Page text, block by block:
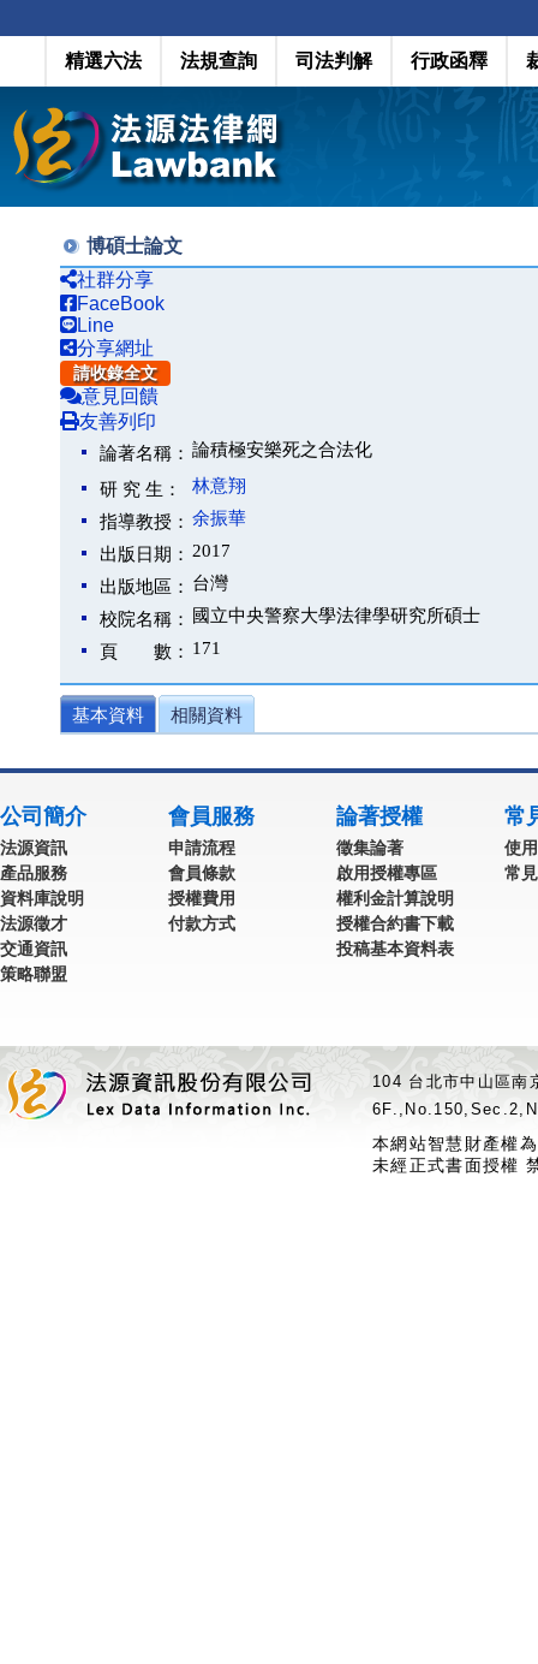
精選六法 法規查詢 司法判解 行政函釋
博碩士論文
社群分享
FaceBook
Line
分享網址
請收錄全文
意見回饋
友善列印
論著名稱： 論積極安樂死之合法化
研 究 生：
林意翔
指導教授： 余振華
出版日期： 2017
出版地區： 台灣
校院名稱：
國立中央警察大學法律學研究所碩士
頁 數： 171
基本資料 相關資料
公司簡介
法源資訊
產品服務
資料庫說明
法源徵才
交通資訊
策略聯盟
會員服務
申請流程
會員條款
授權費用
付款方式
論著授權
徵集論著
啟用授權專區
權利金計算說明
授權合約書下載
投稿基本資料表
常
使
常
104 台北市中山區
本網站智慧財產權
未經正式書面授權